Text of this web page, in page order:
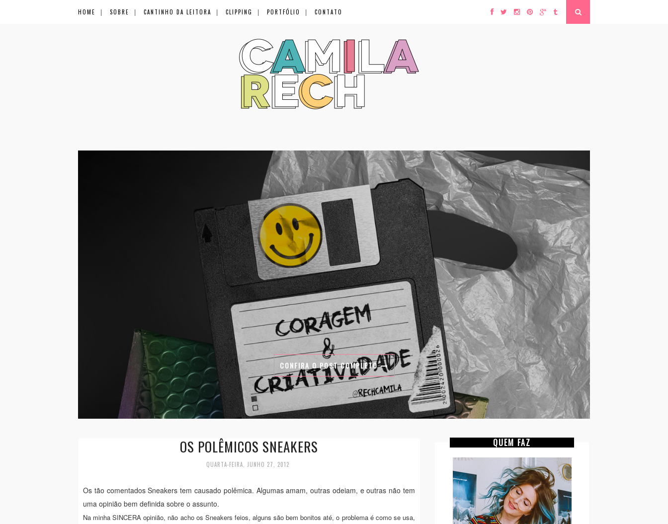
HOME SOBRE CANTINHO DA LEITORA CLIPPING PORTFÓLIO CONTATO
CONFIRA O POST COMPLETO
OS POLÊMICOS SNEAKERS
QUARTA-FEIRA, JUNHO 27, 2012
Os tão comentados Sneakers tem causado polêmica. Algumas amam, outras odeiam, e outras não tem
uma opinião bem definida sobre o assunto.
Na minha SINCERA opinião, não acho os Sneakers feios, alguns são bem bonitos até, o problema é como se usa,
QUEM FAZ